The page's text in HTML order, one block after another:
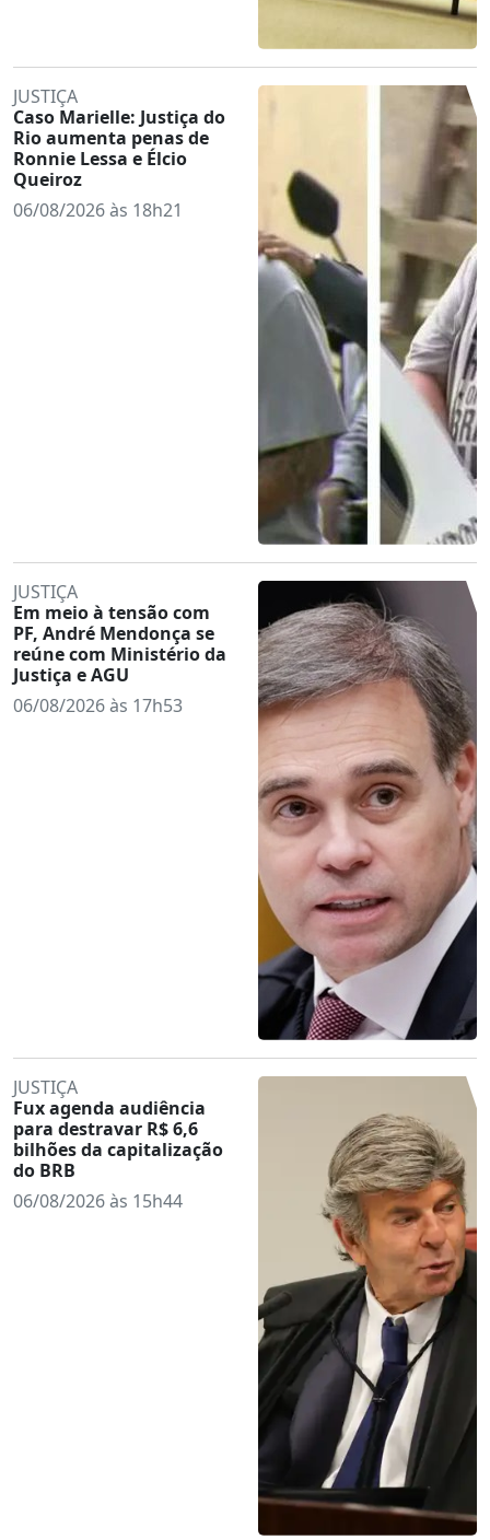
JUSTIÇA
Caso Marielle: Justiça do
Rio aumenta penas de
Ronnie Lessa e Élcio
Queiroz
06/08/2026 às 18h21
JUSTIÇA
Em meio à tensão com
PF, André Mendonça se
reúne com Ministério da
Justiça e AGU
06/08/2026 às 17h53
JUSTIÇA
Fux agenda audiência
para destravar R$ 6,6
bilhões da capitalização
do BRB
06/08/2026 às 15h44